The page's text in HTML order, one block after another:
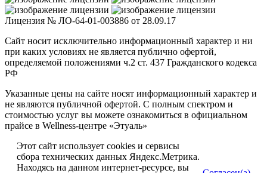
Лицензия № ЛО-64-01-003886 от 28.09.17
Сайт носит исключительно информационный характер и ни
при каких условиях не является публично офертой,
определяемой положениями ч.2 ст. 437 Гражданского кодекса
РФ
Указанные цены на сайте носят информационный характер и
не являются публичной офертой. С полным спектром и
стоимостью услуг вы можете ознакомиться в официальном
прайсе в Wellness-центре «Этуаль»
Этот сайт использует cookies и сервисы
сбора технических данных Яндекс.Метрика.
Находясь на данном интернет-ресурсе, вы